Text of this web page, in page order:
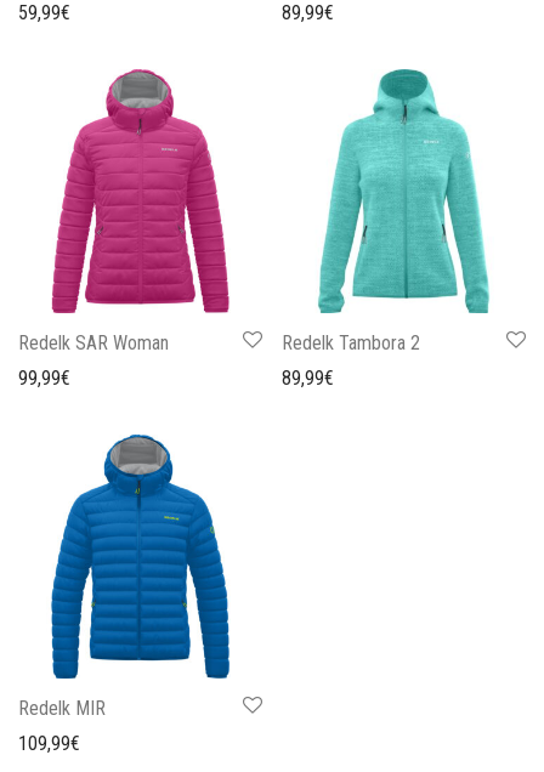
59,99€
89,99€
Redelk SAR Woman
99,99€
Redelk Tambora 2
89,99€
Redelk MIR
109,99€